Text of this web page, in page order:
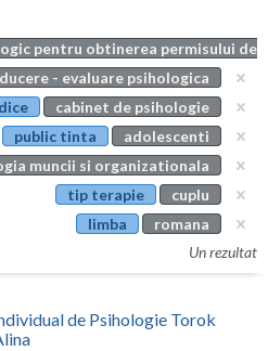
pentru obtinerea permisului de
- evaluare psihologica
cabinet de psihologie
public tinta
adolescenti
muncii si organizationala
tip terapie
cuplu
limba
romana
Un rezultat
de Psihologie Torok